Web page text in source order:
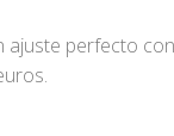
ajuste perfecto